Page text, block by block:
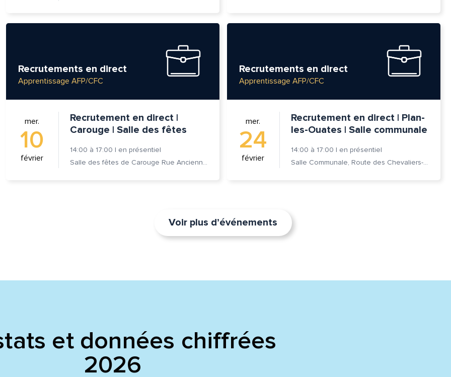
Recrutements en direct
Apprentissage AFP/CFC
mer.
10
février
Recrutement en direct |
Carouge | Salle des fêtes
14:00 à 17:00 | en présentiel
Salle des fêtes de Carouge Rue Ancienne 37, 1227 Carouge
Recrutements en direct
Apprentissage AFP/CFC
mer.
24
février
Recrutement en direct | Plan-
les-Ouates | Salle communale
14:00 à 17:00 | en présentiel
Salle Communale, Route des Chevaliers-de-Malte 7, 1228 Plan-les-Ouates
Voir plus d’événements
et données chiffrées
2026